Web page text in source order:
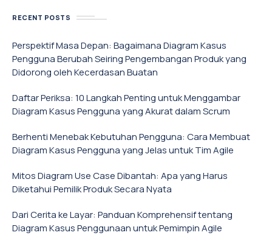
RECENT POSTS
Perspektif Masa Depan: Bagaimana Diagram Kasus
Pengguna Berubah Seiring Pengembangan Produk yang
Didorong oleh Kecerdasan Buatan
Daftar Periksa: 10 Langkah Penting untuk Menggambar
Diagram Kasus Pengguna yang Akurat dalam Scrum
Berhenti Menebak Kebutuhan Pengguna: Cara Membuat
Diagram Kasus Pengguna yang Jelas untuk Tim Agile
Mitos Diagram Use Case Dibantah: Apa yang Harus
Diketahui Pemilik Produk Secara Nyata
Dari Cerita ke Layar: Panduan Komprehensif tentang
Diagram Kasus Penggunaan untuk Pemimpin Agile